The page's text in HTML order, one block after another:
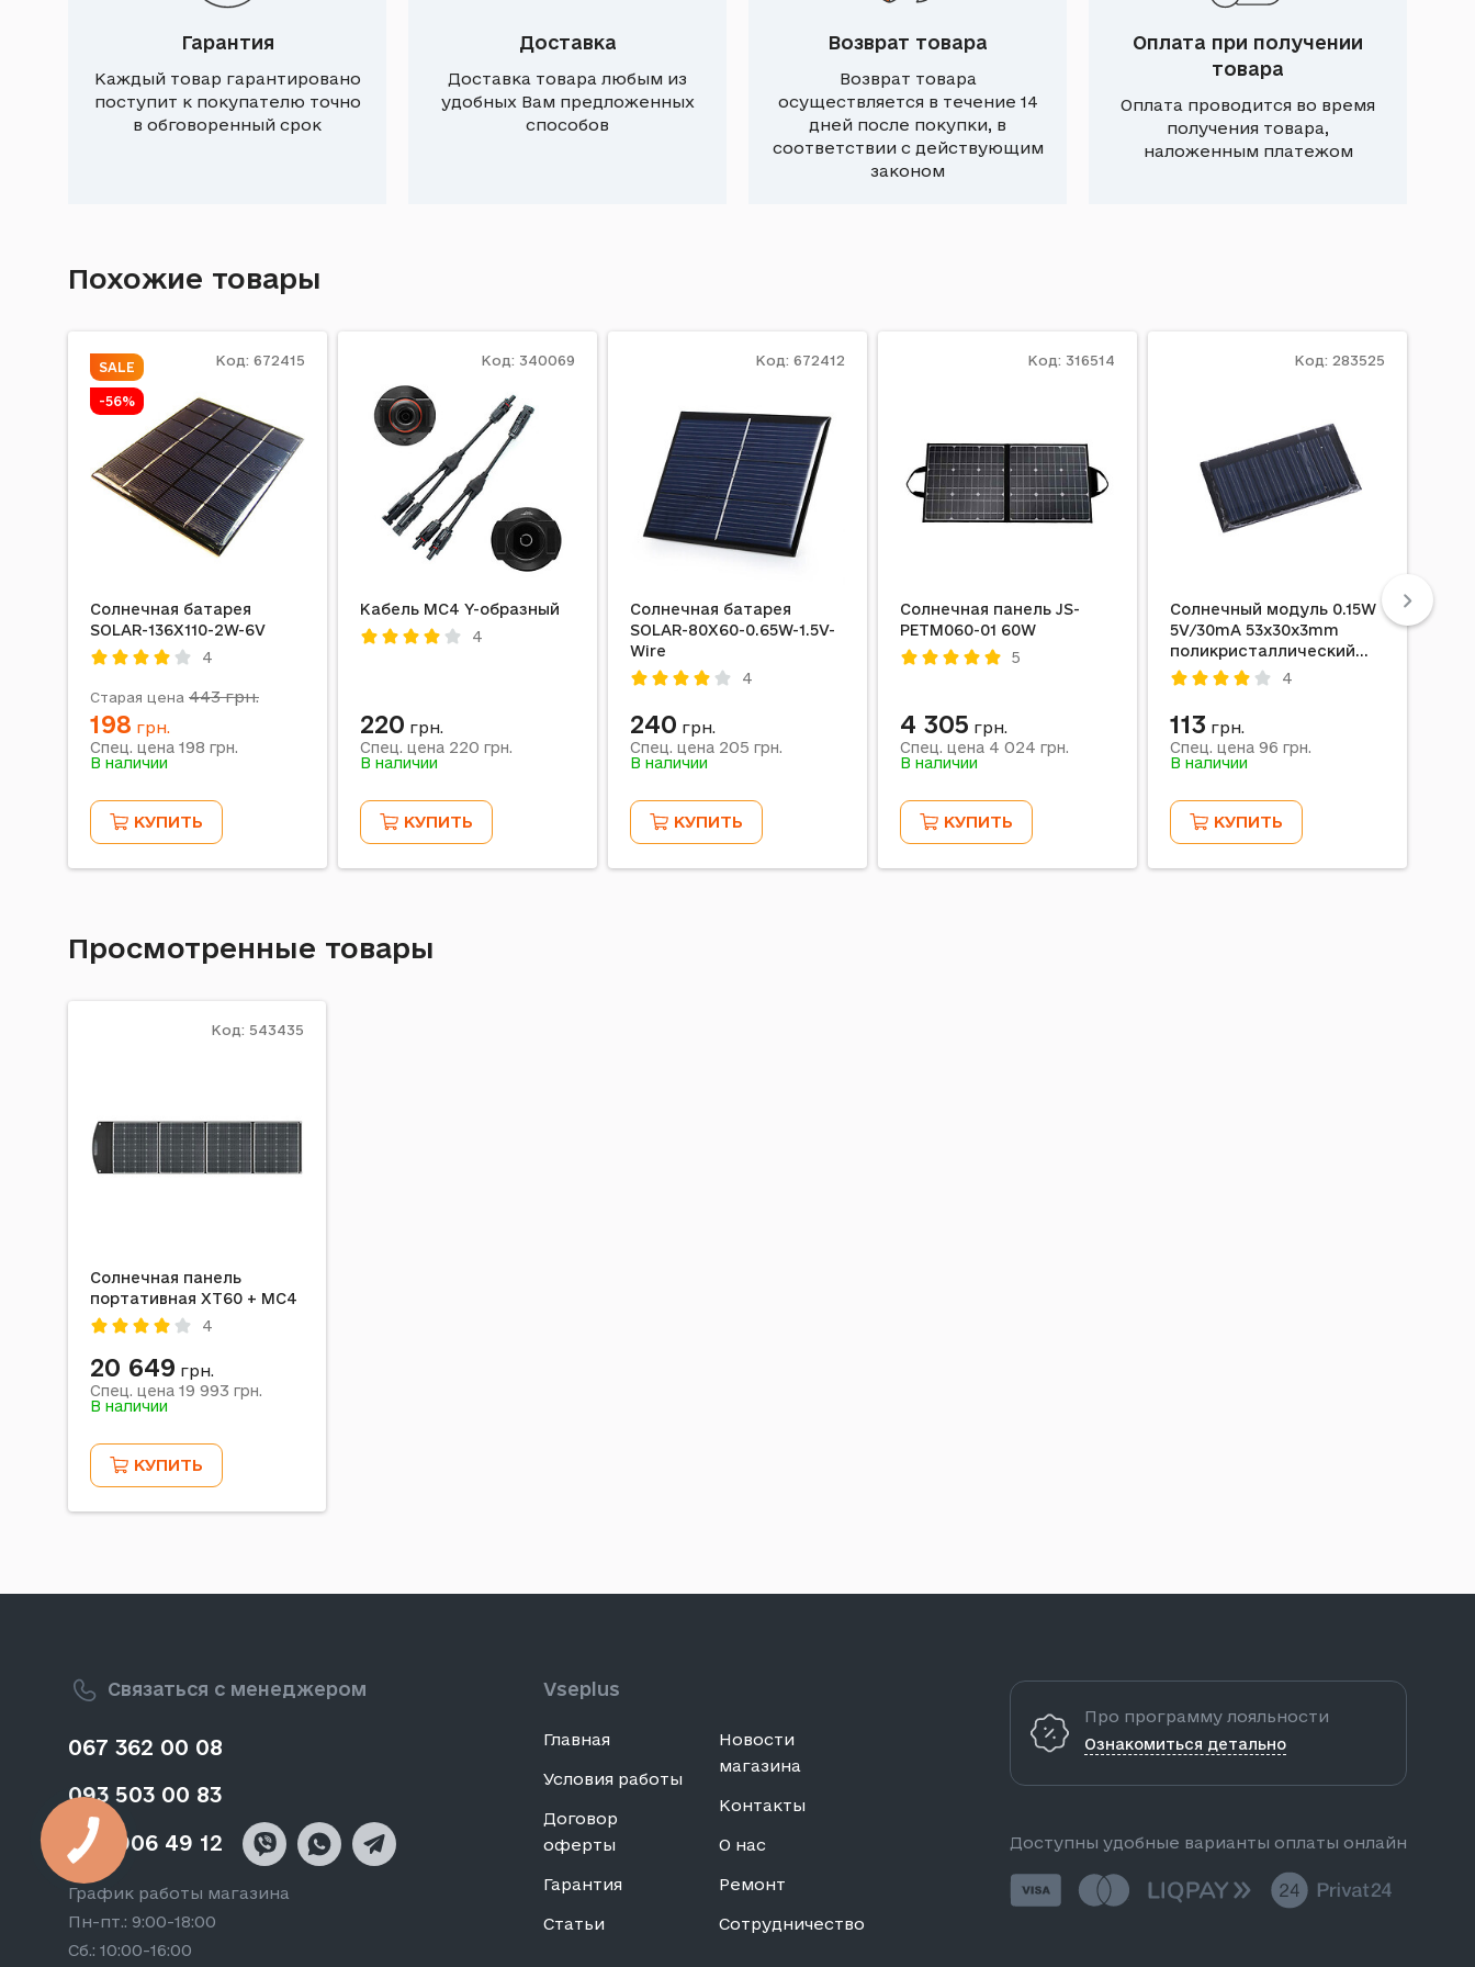
Гарантия
Каждый товар гарантировано
поступит к покупателю точно
в обговоренный срок
Доставка
Доставка товара любым из
удобных Вам предложенных
способов
Возврат товара
Возврат товара
осуществляется в течение 14
дней после покупки, в
соответствии с действующим
законом
Оплата при получении
товара
Оплата проводится во время
получения товара,
наложенным платежом
Похожие товары
SALE
-56%
Солнечная батарея
SOLAR-136X110-2W-6V
4
Код: 672415
Старая цена 443грн.
198 грн.
Спец. цена 198 грн.
В наличии
КУПИТЬ
Кабель MC4 Y-образный
4
Код: 340069
220 грн.
Спец. цена 220 грн.
В наличии
КУПИТЬ
Солнечная батарея
SOLAR-80X60-0.65W-1.5V-
Wire
4
Код: 672412
240 грн.
Спец. цена 205 грн.
В наличии
КУПИТЬ
Солнечная панель JS-
PETM060-01 60W
5
Код: 316514
4 305 грн.
Спец. цена 4 024 грн.
В наличии
КУПИТЬ
Солнечный модуль 0.15W
5V/30mA 53x30x3mm
поликристаллический
(Buheshui, class A)
4
Код: 283525
113 грн.
Спец. цена 96 грн.
В наличии
КУПИТЬ
Просмотренные товары
Солнечная панель
портативная XT60 + MC4
4
Код: 543435
20 649 грн.
Спец. цена 19 993 грн.
В наличии
КУПИТЬ
Связаться с менеджером
067 362 00 08
093 503 00 83
050 906 49 12
График работы магазина
Пн-пт.: 9:00-18:00
Сб.: 10:00-16:00
Vseplus
Главная
Условия работы
Договор
оферты
Гарантия
Статьи
Новости
магазина
Контакты
О нас
Ремонт
Сотрудничество
Про программу лояльности
Ознакомиться детально
Доступны удобные варианты оплаты онлайн